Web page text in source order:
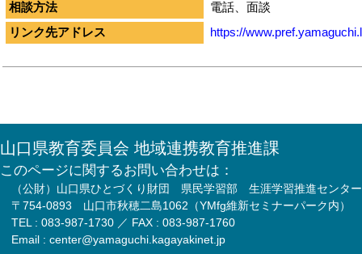
相談方法
電話、面談
リンク先アドレス
https://
山口県教育委員会 地域連携教育推進課
このページに関するお問い合わせは：
（公財）山口県ひとづくり財団 県民学習部 生涯学習推進センター
〒754-0893 山口市秋穂二島1062（YMfg維新セミナーパーク内）
TEL : 083-987-1730 ／ FAX : 083-987-1760
Email : center@yamaguchi.kagayakinet.jp